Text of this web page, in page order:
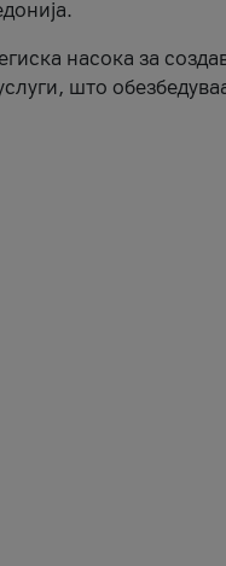
насока за
што